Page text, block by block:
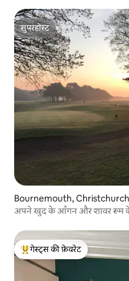
सुपरहोस्ट
सुपरहोस्ट
Bournemouth, Christchurch
मेंट
अपने खुद के आँगन और शावर रूम के
गेस्ट्स का टॉप फ़ेवरेट
गेस्ट्स की फ़ेवरेट